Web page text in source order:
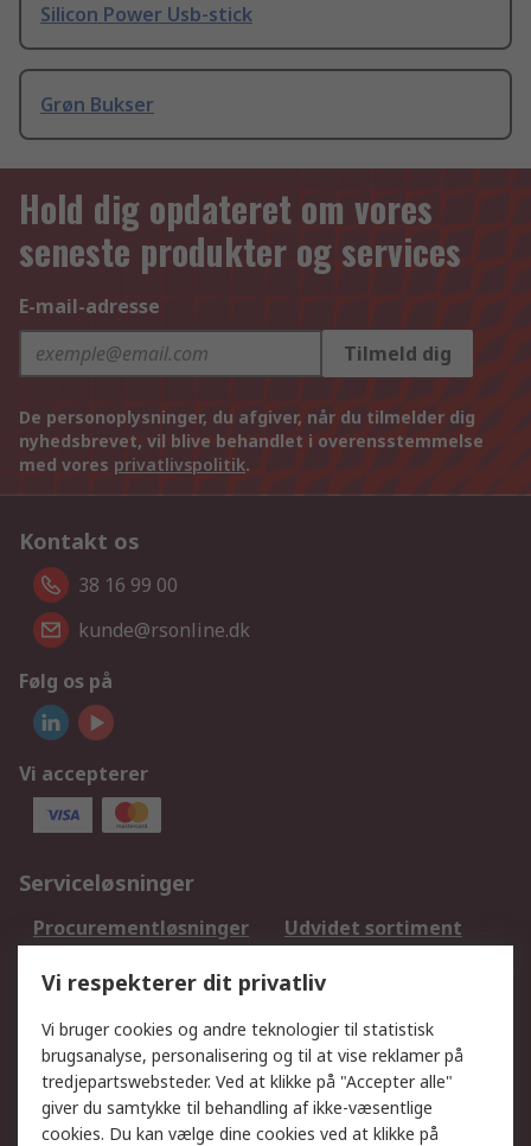
Silicon Power Usb-stick
Grøn Bukser
Hold dig opdateret om vores
seneste produkter og services
E-mail-adresse
Tilmeld dig
De personoplysninger, du afgiver, når du tilmelder dig
nyhedsbrevet, vil blive behandlet i overensstemmelse
med vores privatlivspolitik.
Kontakt os
38 16 99 00
kunde@rsonline.dk
Følg os på
Vi accepterer
Serviceløsninger
Procurementløsninger
Udvidet sortiment
DesignSpark
Teknisk Support
Dit lokale salgsteam
Eksportløsninger
Support
Få hjælp Returnering
Vi respekterer dit privatliv
Vi bruger cookies og andre teknologier til statistisk
brugsanalyse, personalisering og til at vise reklamer på
tredjepartswebsteder. Ved at klikke på "Accepter alle"
giver du samtykke til behandling af ikke-væsentlige
cookies. Du kan vælge dine cookies ved at klikke på